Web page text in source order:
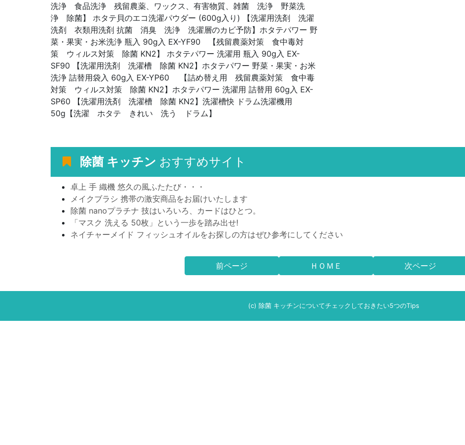
洗浄 食品洗浄 残留農薬、ワックス、有害物質、雑菌 洗浄 野菜洗
浄 除菌】 ホタテ貝のエコ洗濯パウダー (600g入り) 【洗濯用洗剤 洗濯
洗剤 衣類用洗剤 抗菌 消臭 洗浄 洗濯層のカビ予防】ホタテパワー 野
菜・果実・お米洗浄 瓶入 90g入 EX-YF90 【残留農薬対策 食中毒対
策 ウィルス対策 除菌 KN2】 ホタテパワー 洗濯用 瓶入 90g入 EX-
SF90 【洗濯用洗剤 洗濯槽 除菌 KN2】ホタテパワー 野菜・果実・お米
洗浄 詰替用袋入 60g入 EX-YP60 【詰め替え用 残留農薬対策 食中毒
対策 ウィルス対策 除菌 KN2】ホタテパワー 洗濯用 詰替用 60g入 EX-
SP60 【洗濯用洗剤 洗濯槽 除菌 KN2】洗濯槽快 ドラム洗濯機用
50g【洗濯 ホタテ きれい 洗う ドラム】
除菌 キッチン おすすめサイト
卓上 手 織機 悠久の風ふたたび・・・
メイクブラシ 携帯の激安商品をお届けいたします
除菌 nanoプラチナ 技はいろいろ、カードはひとつ。
「マスク 洗える 50枚」という一歩を踏み出せ!
ネイチャーメイド フィッシュオイルをお探しの方はぜひ参考にしてください
前ページ ＨＯＭＥ 次ページ
(c) 除菌 キッチンについてチェックしておきたい5つのTips